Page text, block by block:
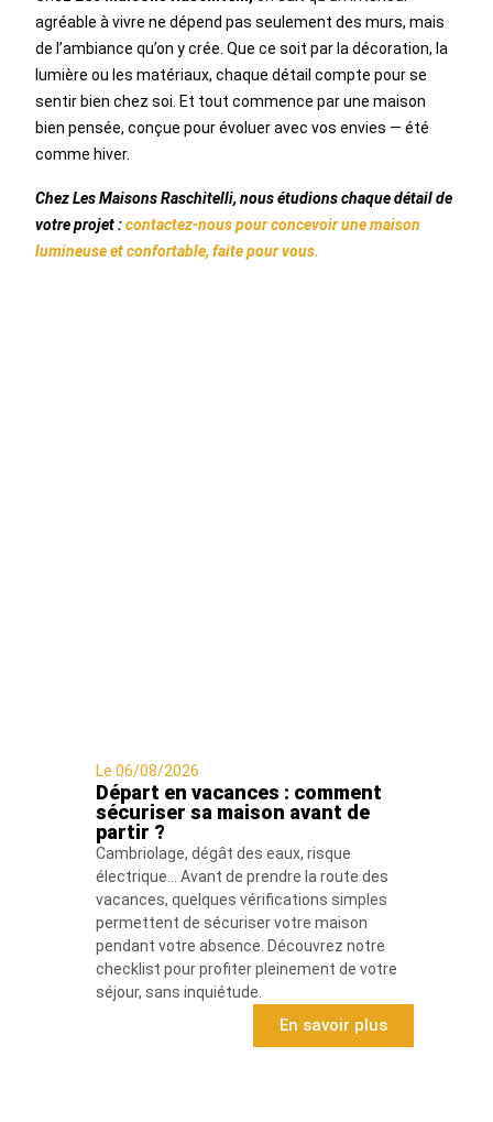
agréable à vivre ne dépend pas seulement des murs, mais
de l’ambiance qu’on y crée. Que ce soit par la décoration, la
lumière ou les matériaux, chaque détail compte pour se
sentir bien chez soi. Et tout commence par une maison
bien pensée, conçue pour évoluer avec vos envies — été
comme hiver.
Chez Les Maisons Raschitelli, nous étudions chaque détail de
votre projet :contactez-nous pour concevoir une maison
lumineuse et confortable, faite pour vous.
Le 06/08/2026
Départ en vacances : comment
sécuriser sa maison avant de
partir ?
Cambriolage, dégât des eaux, risque
électrique… Avant de prendre la route des
vacances, quelques vérifications simples
permettent de sécuriser votre maison
pendant votre absence. Découvrez notre
checklist pour profiter pleinement de votre
séjour, sans inquiétude.
En savoir plus